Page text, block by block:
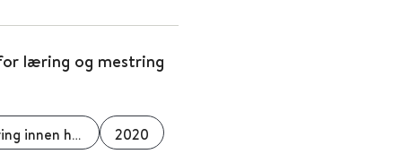
læring og mestring
Nasjonal kompetansetjeneste for læring og mestring innen helse 2020